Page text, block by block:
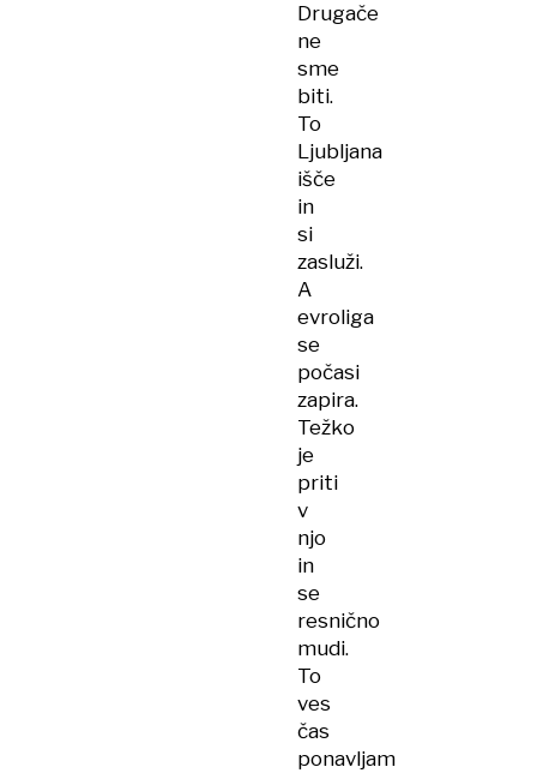
Drugače
ne
sme
biti.
To
Ljubljana
išče
in
si
zasluži.
A
evroliga
se
počasi
zapira.
Težko
je
priti
v
njo
in
se
resnično
mudi.
To
ves
čas
ponavljam